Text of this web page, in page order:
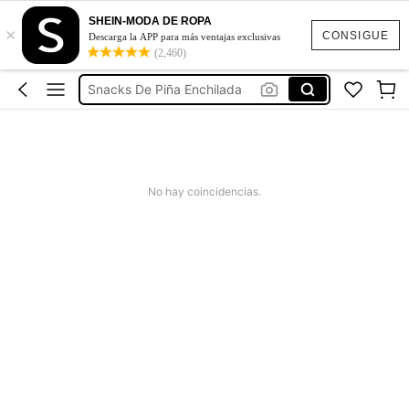
CONSIGUE
×
SHEIN-MODA DE ROPA
Descarga la APP para más ventajas exclusivas
(2,460)
Milho De Pipoca Gourmet Arredondada
Pipoca De Cebolinha
Snacks De Piña Enchilada
Milho De Pipoca Mushroom Doce
No hay coincidencias.